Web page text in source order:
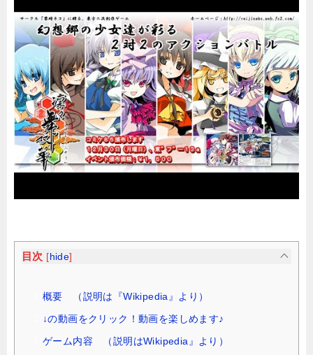
目次 [ hide]
概要 （説明は『Wikipedia』より）
↓の動画をクリック！動画を楽しめます♪
ゲーム内容 （説明はWikipedia』より）